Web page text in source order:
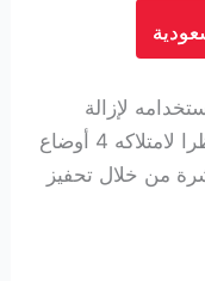
لإزالة
الرؤوس السوداء وتنظيف المسام نظرا لامتلاكه 4 أوضاع
من خلال تحفيز